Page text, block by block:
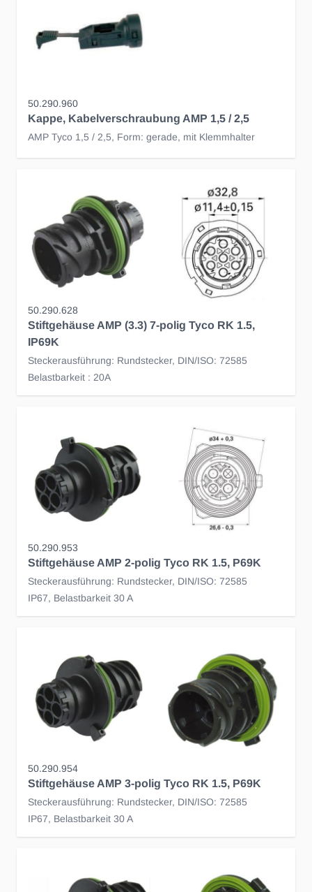
50.290.960
Kappe, Kabelverschraubung AMP 1,5 / 2,5
AMP Tyco 1,5 / 2,5, Form: gerade, mit Klemmhalter
50.290.628
Stiftgehäuse AMP (3.3) 7-polig Tyco RK 1.5,
IP69K
Steckerausführung: Rundstecker, DIN/ISO: 72585
Belastbarkeit : 20A
50.290.953
Stiftgehäuse AMP 2-polig Tyco RK 1.5, P69K
Steckerausführung: Rundstecker, DIN/ISO: 72585
IP67, Belastbarkeit 30 A
50.290.954
Stiftgehäuse AMP 3-polig Tyco RK 1.5, P69K
Steckerausführung: Rundstecker, DIN/ISO: 72585
IP67, Belastbarkeit 30 A